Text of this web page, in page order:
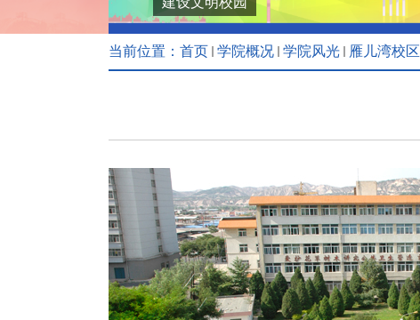
当前位置： 首页 学院概况 学院风光 雁儿湾校区